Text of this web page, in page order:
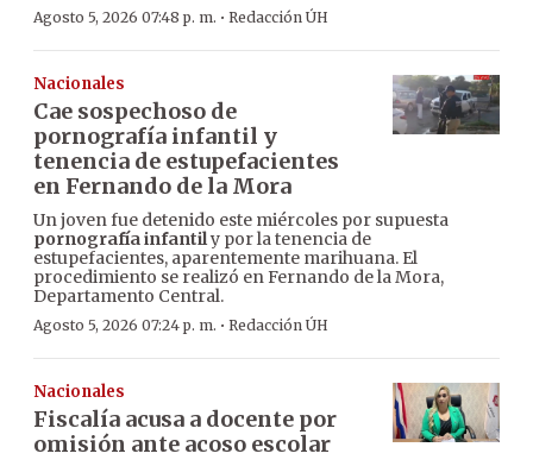
Agosto 5, 2026 07:48 p. m. · Redacción ÚH
Nacionales
Cae sospechoso de
pornografía infantil y
tenencia de estupefacientes
en Fernando de la Mora
Un joven fue detenido este miércoles por supuesta
pornografía infantily por la tenencia de
estupefacientes, aparentemente marihuana. El
procedimiento se realizó en Fernando de la Mora,
Departamento Central.
Agosto 5, 2026 07:24 p. m. · Redacción ÚH
Nacionales
Fiscalía acusa a docente por
omisión ante acoso escolar